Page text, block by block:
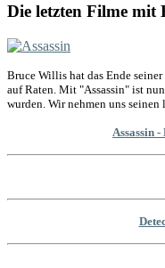
Die letzten Filme mit
Bruce Willis hat das Ende
auf Raten. Mit "Assassin" ist
wurden. Wir nehmen uns
Assassin